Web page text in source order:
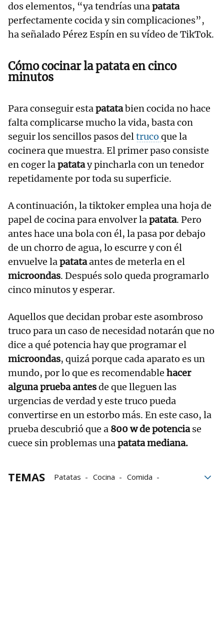
dos elementos, “ya tendrías unapatata
perfectamente cocida y sin complicaciones”,
ha señalado Pérez Espín en su vídeo de TikTok.
Cómo cocinar la patata en cinco
minutos
Para conseguir estapatatabien cocida no hace
falta complicarse mucho la vida, basta con
seguir los sencillos pasos deltruco que la
cocinera que muestra. El primer paso consiste
en coger lapatatay pincharla con un tenedor
repetidamente por toda su superficie.
A continuación, la tiktoker emplea una hoja de
papel de cocina para envolver lapatata. Pero
antes hace una bola con él, la pasa por debajo
de un chorro de agua, lo escurre y con él
envuelve lapatataantes de meterla en el
microondas. Después solo queda programarlo
cinco minutos y esperar.
Aquellos que decidan probar este asombroso
truco para un caso de necesidad notarán que no
dice a qué potencia hay que programar el
microondas, quizá porque cada aparato es un
mundo, por lo que es recomendable hacer
alguna prueba antesde que lleguen las
urgencias de verdad y este truco pueda
convertirse en un estorbo más. En este caso, la
prueba descubrió que a 800 w de potenciase
cuece sin problemas unapatata mediana.
TEMAS Patatas Cocina
Comida